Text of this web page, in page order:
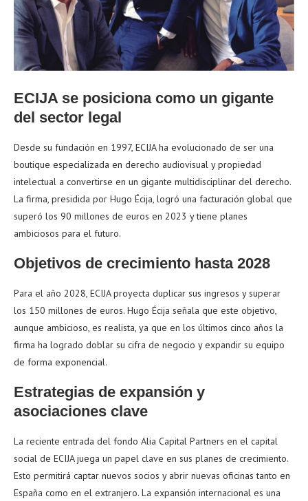
ECIJA se posiciona como un gigante
del sector legal
Desde su fundación en 1997, ECIJA ha evolucionado de ser una
boutique especializada en derecho audiovisual y propiedad
intelectual a convertirse en un gigante multidisciplinar del derecho.
La firma, presidida por Hugo Écija, logró una facturación global que
superó los 90 millones de euros en 2023 y tiene planes
ambiciosos para el futuro.
Objetivos de crecimiento hasta 2028
Para el año 2028, ECIJA proyecta duplicar sus ingresos y superar
los 150 millones de euros. Hugo Écija señala que este objetivo,
aunque ambicioso, es realista, ya que en los últimos cinco años la
firma ha logrado doblar su cifra de negocio y expandir su equipo
de forma exponencial.
Estrategias de expansión y
asociaciones clave
La reciente entrada del fondo Alia Capital Partners en el capital
social de ECIJA juega un papel clave en sus planes de crecimiento.
Esto permitirá captar nuevos socios y abrir nuevas oficinas tanto en
España como en el extranjero. La expansión internacional es una